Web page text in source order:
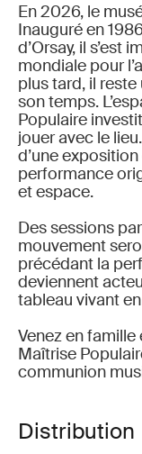
En 2026, le
Inauguré en
d’Orsay, il s’est
mondiale pour
plus tard, il
son temps.
Populaire
jouer avec le
d’une
performance
et espace.
Des sessions
mouvement
précédant la
deviennent
tableau vivant
Venez en
Maîtrise
communion
Distribution